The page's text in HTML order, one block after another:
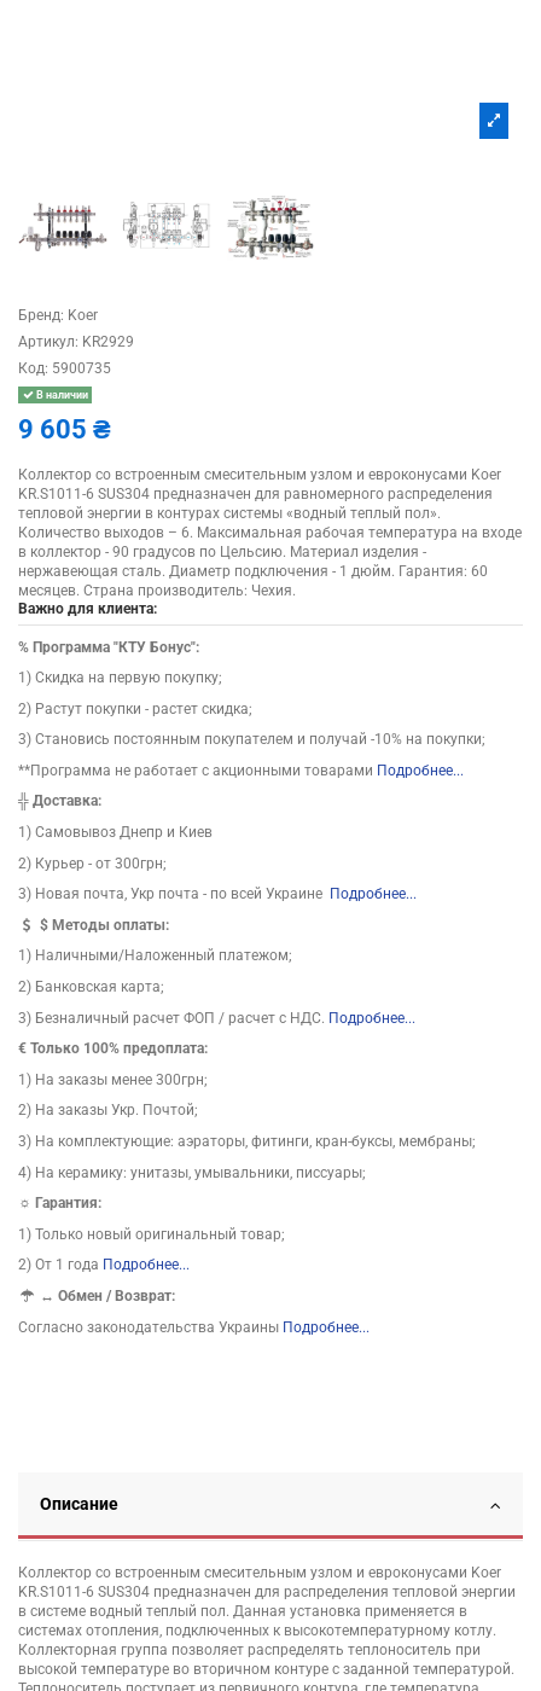
Бренд: Koer
Артикул: KR2929
Код: 5900735
В наличии
9 605 ₴
Коллектор со встроенным смесительным узлом и евроконусами Koer
KR.S1011-6 SUS304 предназначен для равномерного распределения
тепловой энергии в контурах системы «водный теплый пол».
Количество выходов – 6. Максимальная рабочая температура на входе
в коллектор - 90 градусов по Цельсию. Материал изделия -
нержавеющая сталь. Диаметр подключения - 1 дюйм. Гарантия: 60
месяцев. Страна производитель: Чехия.
Важно для клиента:
% Программа "КТУ Бонус":
1) Скидка на первую покупку;
2) Растут покупки - растет скидка;
3) Становись постоянным покупателем и получай -10% на покупки;
**Программа не работает с акционными товарами Подробнее...
╬ Доставка:
1) Самовывоз Днепр и Киев
2) Курьер - от 300грн;
3) Новая почта, Укр почта - по всей Украине Подробнее...
$Методы оплаты:
1) Наличными/Наложенный платежом;
2) Банковская карта;
3) Безналичный расчет ФОП / расчет с НДС. Подробнее...
€ Только 100% предоплата:
1) На заказы менее 300грн;
2) На заказы Укр. Почтой;
3) На комплектующие: аэраторы, фитинги, кран-буксы, мембраны;
4) На керамику: унитазы, умывальники, писсуары;
☼ Гарантия:
1) Только новый оригинальный товар;
2) От 1 года Подробнее...
↔Обмен / Возврат:
Согласно законодательства Украины Подробнее...
Описание
Коллектор со встроенным смесительным узлом и евроконусами Koer
KR.S1011-6 SUS304 предназначен для распределения тепловой энергии
в системе водный теплый пол. Данная установка применяется в
системах отопления, подключенных к высокотемпературному котлу.
Коллекторная группа позволяет распределять теплоноситель при
высокой температуре во вторичном контуре с заданной температурой.